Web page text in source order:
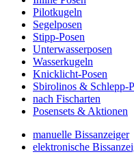
Pilotkugeln
Segelposen
Stipp-Posen
Unterwasserposen
Wasserkugeln
Knicklicht-Posen
Sbirolinos & Schlepp-
nach Fischarten
Posensets & Aktionen
manuelle Bissanzeiger
elektronische